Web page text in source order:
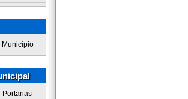
Município
Portarias